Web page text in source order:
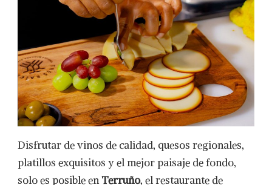
DE
AUTOR
TRES
RAÍCES
Disfrutar de vinos de calidad, quesos regionales,
platillos exquisitos y el mejor paisaje de fondo,
solo es posible enTerruño, el restaurante de